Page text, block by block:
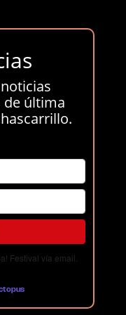
de última
Festival vía email.